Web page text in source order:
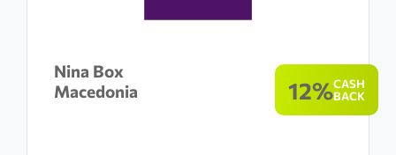
12%CASH
BACK
Nina Box
Macedonia